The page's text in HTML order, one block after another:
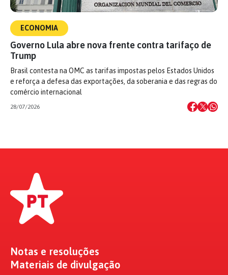
ECONOMIA
Governo Lula abre nova frente contra tarifaço de
Trump
Brasil contesta na OMC as tarifas impostas pelos Estados Unidos
e reforça a defesa das exportações, da soberania e das regras do
comércio internacional
28/07/2026
Notas e resoluções
Materiais de divulgação